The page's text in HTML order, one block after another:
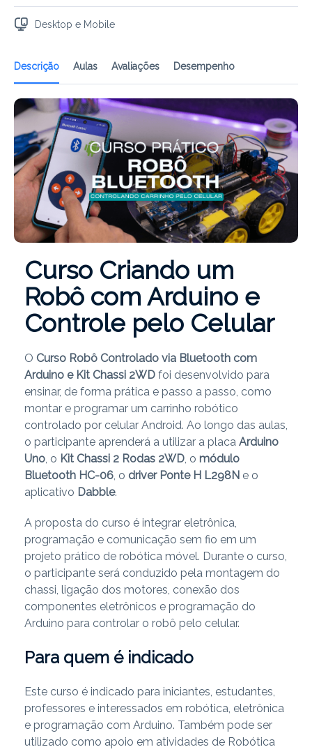
Descrição Aulas Avaliações Desempenho
Curso Criando um
Robô com Arduino e
Controle pelo Celular
O Curso Robô Controlado via Bluetooth com
Arduino e Kit Chassi 2WD foi desenvolvido para
ensinar, de forma prática e passo a passo, como
montar e programar um carrinho robótico
controlado por celular Android. Ao longo das aulas,
o participante aprenderá a utilizar a placa Arduino
Uno , o Kit Chassi 2 Rodas 2WD , o módulo
Bluetooth HC-06 , o driver Ponte H L298N e o
aplicativo Dabble.
A proposta do curso é integrar eletrônica,
programação e comunicação sem fio em um
projeto prático de robótica móvel. Durante o curso,
o participante será conduzido pela montagem do
chassi, ligação dos motores, conexão dos
componentes eletrônicos e programação do
Arduino para controlar o robô pelo celular.
Para quem é indicado
Este curso é indicado para iniciantes, estudantes,
professores e interessados em robótica, eletrônica
e programação com Arduino. Também pode ser
utilizado como apoio em atividades de Robótica
Desktop e Mobile